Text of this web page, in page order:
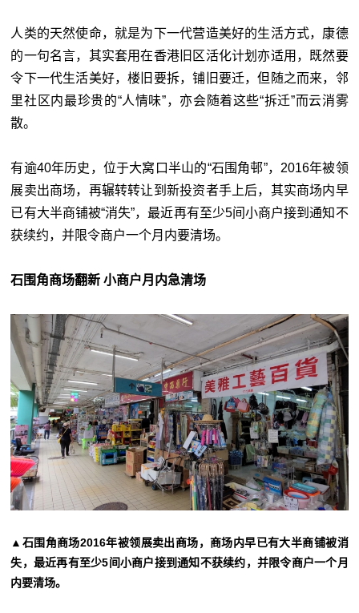
人类的天然使命，就是为下一代营造美好的生活方式，康德
的一句名言，其实套用在香港旧区活化计划亦适用，既然要
令下一代生活美好，楼旧要拆，铺旧要迁，但随之而来，邻
里社区内最珍贵的“人情味”，亦会随着这些“拆迁”而云消雾
散。
有逾40年历史，位于大窝口半山的“石围角邨”，2016年被领
展卖出商场，再辗转转让到新投资者手上后，其实商场内早
已有大半商铺被“消失”，最近再有至少5间小商户接到通知不
获续约，并限令商户一个月内要清场。
石围角商场翻新 小商户月内急清场
▲石围角商场2016年被领展卖出商场，商场内早已有大半商铺被消
失，最近再有至少5间小商户接到通知不获续约，并限令商户一个月
内要清场。